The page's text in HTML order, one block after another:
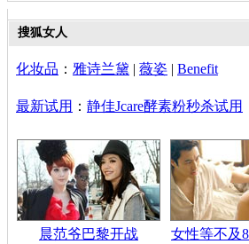
搜狐女人
化妆品 ： 雅诗兰黛 | 薇姿 | Benefit
最新试用 ： 静佳Jcare酵素粉秒杀试用
晨范爷巴黎开战
女性等不及